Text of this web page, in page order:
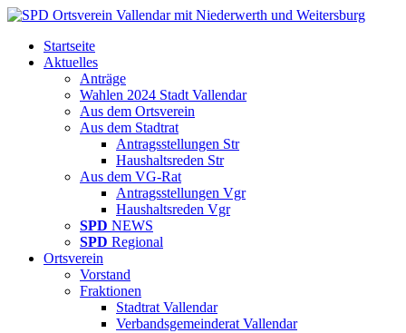
Startseite
Aktuelles
Anträge
Wahlen 2024 Stadt Vallendar
Aus dem Ortsverein
Aus dem Stadtrat
Antragsstellungen Str
Haushaltsreden Str
Aus dem VG-Rat
Antragsstellungen Vgr
Haushaltsreden Vgr
SPD NEWS
SPD Regional
Ortsverein
Vorstand
Fraktionen
Stadtrat Vallendar
Verbandsgemeinderat Vallendar